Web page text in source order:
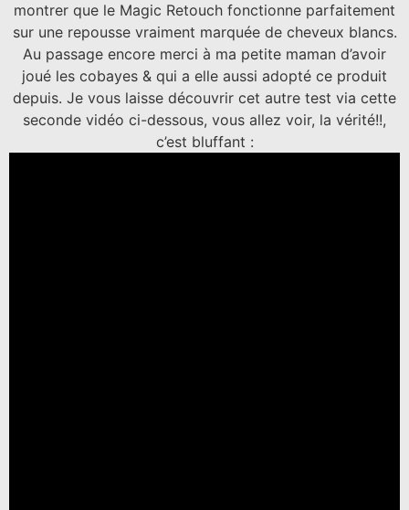
montrer que le Magic Retouch fonctionne parfaitement
sur une repousse vraiment marquée de cheveux blancs.
Au passage encore merci à ma petite maman d’avoir
joué les cobayes & qui a elle aussi adopté ce produit
depuis. Je vous laisse découvrir cet autre test via cette
seconde vidéo ci-dessous, vous allez voir, la vérité!!,
c’est bluffant :